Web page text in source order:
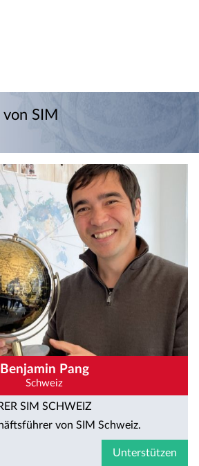
von SIM
Benjamin Pang
Schweiz
SIM SCHWEIZ
von SIM Schweiz.
Unterstützen